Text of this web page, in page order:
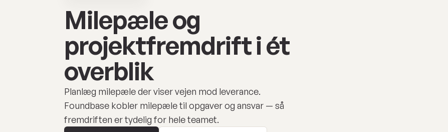
Milepæle og
projektfremdrift i ét
overblik
Planlæg milepæle der viser vejen mod leverance.
Foundbase kobler milepæle til opgaver og ansvar — så
fremdriften er tydelig for hele teamet.